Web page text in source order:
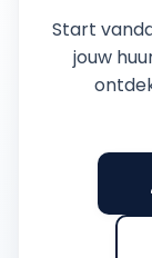
Start
jouw